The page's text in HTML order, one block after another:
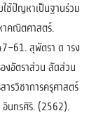
ช้ปัญหาเป็นฐานร่วม
คณิตศาสตร์.
สุพัตรา ด ารง
อัตราส่วน สัดส่วน
รวิชาการครุศาสตร์
นทรศิริ. (2562).